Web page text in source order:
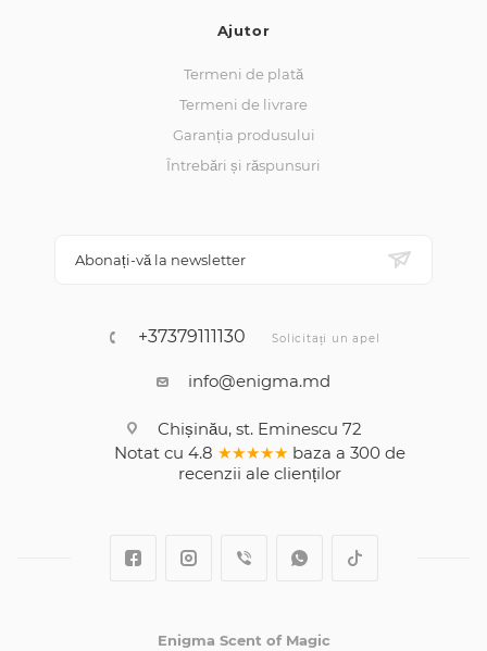
Ajutor
Termeni de plată
Termeni de livrare
Garanția produsului
Întrebări și răspunsuri
Abonați-vă la newsletter
+37379111130 Solicitați un apel
info@enigma.md
Chișinău, st. Eminescu 72
Notat cu 4.8 ★★★★★ baza a 300 de
recenzii ale clienților
Enigma Scent of Magic